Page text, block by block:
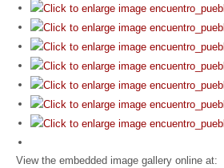
View the embedded image gallery online at: